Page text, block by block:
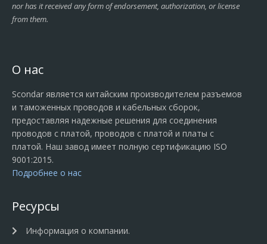
nor has it received any form of endorsement, authorization, or license
from them.
О нас
Scondar является китайским производителем разъемов
и таможенных проводов и кабельных сборок,
предоставляя надежные решения для соединения
проводов с платой, проводов с платой и платы с
платой. Наш завод имеет полную сертификацию ISO
9001:2015.
Подробнее о нас
Ресурсы
Информация о компании.